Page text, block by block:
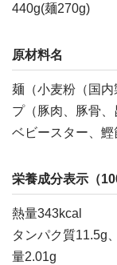
440g(麺270g)
原材料名
麺（小麦粉（国
プ（豚肉、豚骨、
ベビースター、鰹
栄養成分表示（
熱量343kcal
タンパク質11.5g
量2.01g